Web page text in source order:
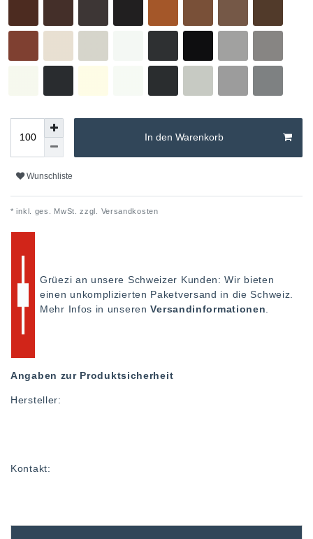
In den Warenkorb
Wunschliste
* inkl. ges. MwSt. zzgl. Versandkosten
Grüezi an unsere Schweizer Kunden: Wir bieten
einen unkomplizierten Paketversand in die Schweiz.
Mehr Infos in unserenVersandinformationen
Angaben zur Produktsicherheit
Hersteller:
Kontakt: